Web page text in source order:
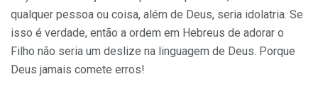
qualquer pessoa ou coisa, além de Deus, seria idolatria. Se
isso é verdade, então a ordem em Hebreus de adorar o
Filho não seria um deslize na linguagem de Deus. Porque
Deus jamais comete erros!